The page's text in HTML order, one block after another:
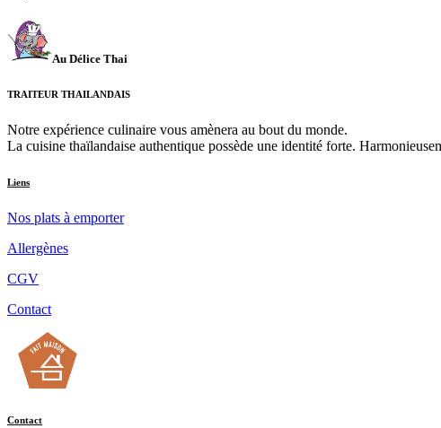
Au Délice Thai
TRAITEUR THAILANDAIS
Notre expérience culinaire vous amènera au bout du monde.
La cuisine thaïlandaise authentique possède une identité forte.
Liens
Nos plats à emporter
Allergènes
CGV
Contact
Contact